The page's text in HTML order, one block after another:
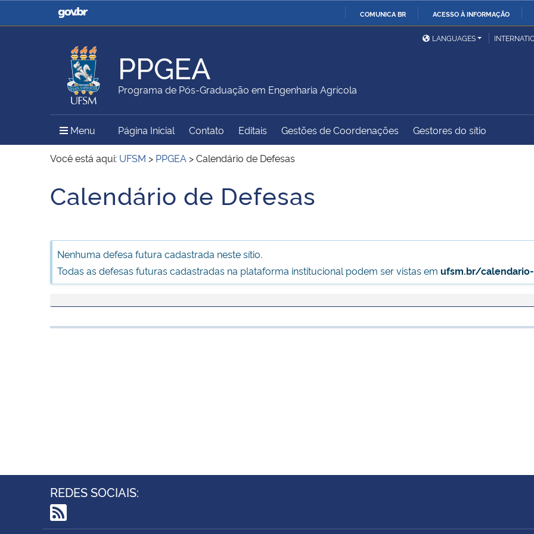
COMUNICA BR ACESSO À INFORMAÇÃO
Casa Civil
Ministério da Justiça e
Ministério da Defesa
Ministério das Relações
Exteriores
Ministério da Agricultura,
Pecuária e Abastecimento
Ministério da Educação
Ministério do Meio Ambiente Ministério do Turismo
Ministério do
Controladoria-Geral da
Secretaria de Governo
Gabinete de Segurança
Advocacia-Geral da União
LANGUAGES
PPGEA
Programa de Pós-Graduação em Engenharia Agrícola
Menu Menu Principal do Sítio
Página Inicial Contato Editais Gestões de Coordenações Gestores do sítio
Você está aqui: UFSM > PPGEA >Calendário de Defesas
Início do conteúdo
Calendário de Defesas
Nenhuma defesa futura cadastrada neste sítio.
Todas as defesas futuras cadastradas na plataforma institucional podem ser vistas em ufsm.br/
REDES SOCIAIS: